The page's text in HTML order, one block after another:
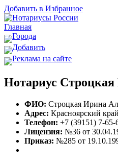
Добавить в Избранное
Главная
Города
Добавить
Реклама на сайте
Нотариус
ФИО: Строцкая Ирина
Адрес: Красноярский
Телефон: +7 (39151) 7-65-
Лицензия: №36 от
Приказ: №285 от